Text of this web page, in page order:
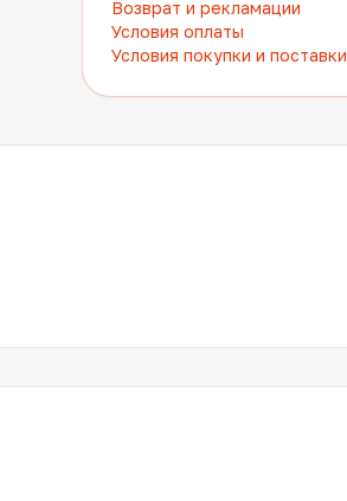
Возврат и рекламации
Условия оплаты
Условия покупки и поставки